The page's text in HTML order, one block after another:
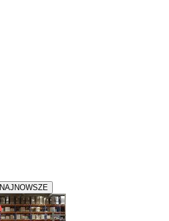
NAJNOWSZE